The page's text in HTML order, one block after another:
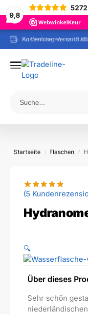
9,8
5272
Kostenloser Versand
Startseite / Flaschen /
(5
🔍
Über dieses
Sehr schön